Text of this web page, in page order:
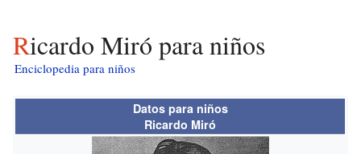
Ricardo Miró para niños
Enciclopedia para niños
Datos para niños
Ricardo Miró